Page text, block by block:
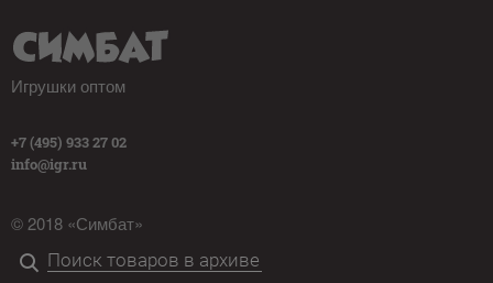
Игрушки оптом
+7 (495) 933 27 02
info@igr.ru
© 2018 «Симбат»